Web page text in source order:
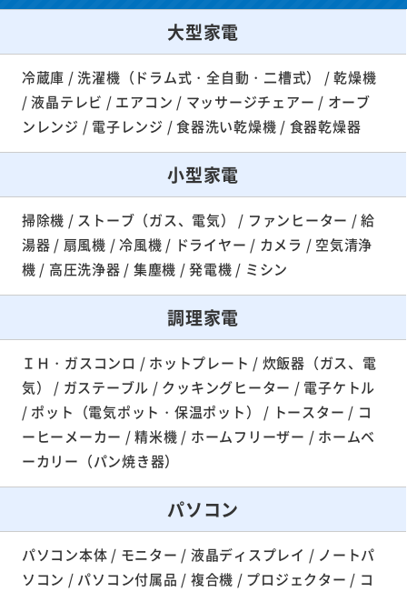
大型家電
冷蔵庫 / 洗濯機（ドラム式・全自動・二槽式） / 乾燥機
/ 液晶テレビ / エアコン / マッサージチェアー / オーブ
ンレンジ / 電子レンジ / 食器洗い乾燥機 / 食器乾燥器
小型家電
掃除機 / ストーブ（ガス、電気） / ファンヒーター / 給
湯器 / 扇風機 / 冷風機 / ドライヤー / カメラ / 空気清浄
機 / 高圧洗浄器 / 集塵機 / 発電機 / ミシン
調理家電
ＩＨ・ガスコンロ / ホットプレート / 炊飯器（ガス、電
気） / ガステーブル / クッキングヒーター / 電子ケトル
/ ポット（電気ポット・保温ポット） / トースター / コ
ーヒーメーカー / 精米機 / ホームフリーザー / ホームベ
ーカリー（パン焼き器）
パソコン
パソコン本体 / モニター / 液晶ディスプレイ / ノートパ
ソコン / パソコン付属品 / 複合機 / プロジェクター / コ